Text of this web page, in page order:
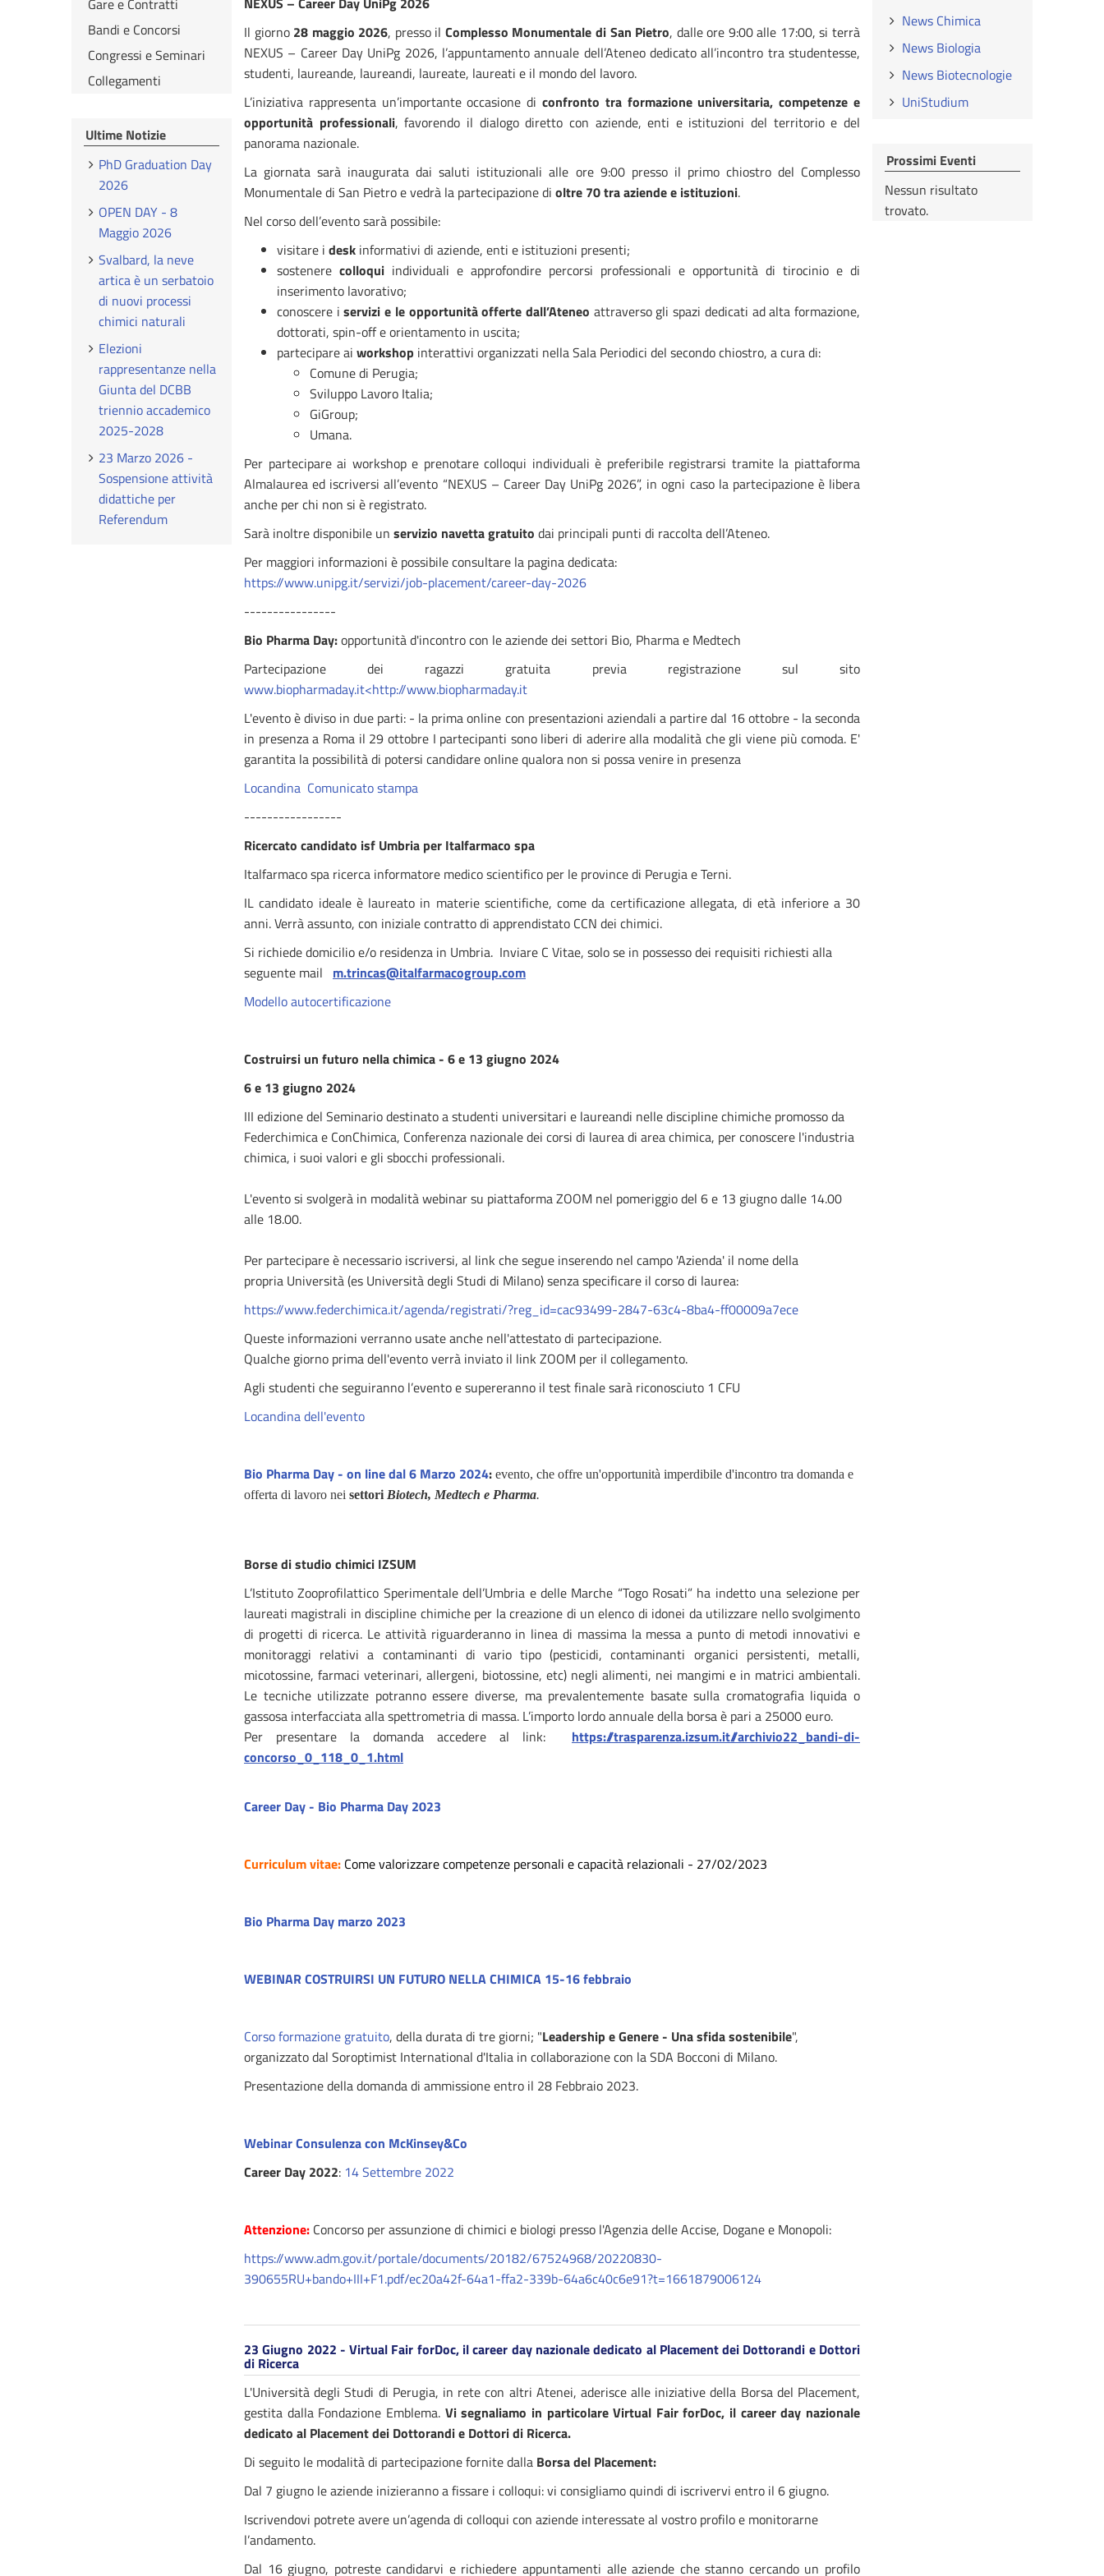
Il giorno 28 maggio 2026, presso il Complesso Monumentale di San Pietro, dalle ore 9:00 alle 17:00, si terrà
NEXUS – Career Day UniPg 2026, l’appuntamento annuale dell’Ateneo dedicato all’incontro tra studentesse,
studenti, laureande, laureandi, laureate, laureati e il mondo del lavoro.
L’iniziativa rappresenta un’importante occasione di confronto tra formazione universitaria, competenze e
opportunità professionali, favorendo il dialogo diretto con aziende, enti e istituzioni del territorio e del
panorama nazionale.
La giornata sarà inaugurata dai saluti istituzionali alle ore 9:00 presso il primo chiostro del Complesso
Monumentale di San Pietro e vedrà la partecipazione di oltre 70 tra aziende e istituzioni.
Nel corso dell’evento sarà possibile:
visitare i desk informativi di aziende, enti e istituzioni presenti;
sostenere colloqui individuali e approfondire percorsi professionali e opportunità di tirocinio e di
inserimento lavorativo;
conoscere iservizi e le opportunità offerte dall’Ateneo attraverso gli spazi dedicati ad alta formazione,
dottorati, spin-off e orientamento in uscita;
partecipare ai workshop interattivi organizzati nella Sala Periodici del secondo chiostro, a cura di:
Comune di Perugia;
Sviluppo Lavoro Italia;
GiGroup;
Umana.
Per partecipare ai workshop e prenotare colloqui individuali è preferibile registrarsi tramite la piattaforma
Almalaurea ed iscriversi all’evento “NEXUS – Career Day UniPg 2026”, in ogni caso la partecipazione è libera
anche per chi non si è registrato.
Sarà inoltre disponibile un servizio navetta gratuito dai principali punti di raccolta dell’Ateneo.
Per maggiori informazioni è possibile consultare la pagina dedicata:
https://www.unipg.it/servizi/job-placement/career-day-2026
----------------
Bio Pharma Day:opportunità d'incontro con le aziende dei settori Bio, Pharma e Medtech
Partecipazione dei ragazzi gratuita previa registrazione sul sito
www.biopharmaday.it<http://www.biopharmaday.it
L'evento è diviso in due parti: - la prima online con presentazioni aziendali a partire dal 16 ottobre - la seconda
in presenza a Roma il 29 ottobre I partecipanti sono liberi di aderire alla modalità che gli viene più comoda. E'
garantita la possibilità di potersi candidare online qualora non si possa venire in presenza
Locandina Comunicato stampa
-----------------
Ricercato candidato isf Umbria per Italfarmaco spa
Italfarmaco spa ricerca informatore medico scientifico per le province di Perugia e Terni.
IL candidato ideale è laureato in materie scientifiche, come da certificazione allegata, di età inferiore a 30
anni. Verrà assunto, con iniziale contratto di apprendistato CCN dei chimici.
Si richiede domicilio e/o residenza in Umbria. Inviare C Vitae, solo se in possesso dei requisiti richiesti alla
seguente mail m.trincas@italfarmacogroup.com
Modello autocertificazione
Costruirsi un futuro nella chimica - 6 e 13 giugno 2024
6 e 13 giugno 2024
III edizione del Seminario destinato a studenti universitari e laureandi nelle discipline chimiche promosso da
Federchimica e ConChimica, Conferenza nazionale dei corsi di laurea di area chimica, per conoscere l'industria
chimica, i suoi valori e gli sbocchi professionali.
L'evento si svolgerà in modalità webinar su piattaforma ZOOM nel pomeriggio del 6 e 13 giugno dalle 14.00
alle 18.00.
Per partecipare è necessario iscriversi, al link che segue inserendo nel campo 'Azienda' il nome della
propria Università (es Università degli Studi di Milano) senza specificare il corso di laurea:
https://www.federchimica.it/agenda/registrati/?reg_id=cac93499-2847-63c4-8ba4-ff00009a7ece
Queste informazioni verranno usate anche nell'attestato di partecipazione.
Qualche giorno prima dell'evento verrà inviato il link ZOOM per il collegamento.
Agli studenti che seguiranno l’evento e supereranno il test finale sarà riconosciuto 1 CFU
Locandina dell'evento
Bio Pharma Day - on line dal 6 Marzo 2024: evento, che offre un'opportunità imperdibile d'incontro tra domanda e
offerta di lavoro nei settori Biotech, Medtech e Pharma.
Borse di studio chimici IZSUM
L’Istituto Zooprofilattico Sperimentale dell’Umbria e delle Marche “Togo Rosati” ha indetto una selezione per
laureati magistrali in discipline chimiche per la creazione di un elenco di idonei da utilizzare nello svolgimento
di progetti di ricerca. Le attività riguarderanno in linea di massima la messa a punto di metodi innovativi e
monitoraggi relativi a contaminanti di vario tipo (pesticidi, contaminanti organici persistenti, metalli,
micotossine, farmaci veterinari, allergeni, biotossine, etc) negli alimenti, nei mangimi e in matrici ambientali.
Le tecniche utilizzate potranno essere diverse, ma prevalentemente basate sulla cromatografia liquida o
gassosa interfacciata alla spettrometria di massa. L’importo lordo annuale della borsa è pari a 25000 euro.
Per presentare la domanda accedere al link: https://trasparenza.izsum.it//archivio22_bandi-di-
concorso_0_118_0_1.html
Career Day - Bio Pharma Day 2023
Curriculum vitae: Come valorizzare competenze personali e capacità relazionali - 27/02/2023
Bio Pharma Day marzo 2023
WEBINAR COSTRUIRSI UN FUTURO NELLA CHIMICA 15-16 febbraio
Corso formazione gratuito, della durata di tre giorni; "Leadership e Genere - Una sfida sostenibile",
organizzato dal Soroptimist International d'Italia in collaborazione con la SDA Bocconi di Milano.
Presentazione della domanda di ammissione entro il 28 Febbraio 2023.
Webinar Consulenza con McKinsey&Co
Career Day 2022: 14 Settembre 2022
Attenzione: Concorso per assunzione di chimici e biologi presso l'Agenzia delle Accise, Dogane e Monopoli:
https://www.adm.gov.it/portale/documents/20182/67524968/20220830-
390655RU+bando+III+F1.pdf/ec20a42f-64a1-ffa2-339b-64a6c40c6e91?t=1661879006124
23 Giugno 2022 - Virtual Fair forDoc,il career day nazionale dedicato al Placement dei Dottorandi e Dottori
di Ricerca
L'Università degli Studi di Perugia, in rete con altri Atenei, aderisce alle iniziative della Borsa del Placement,
gestita dalla Fondazione Emblema. Vi segnaliamo in particolare Virtual FairforDoc, il career day nazionale
dedicato al Placement dei Dottorandi e Dottori di Ricerca.
Di seguito le modalità di partecipazione fornite dalla Borsa del Placement:
Dal 7 giugno le aziende inizieranno a fissare i colloqui: vi consigliamo quindi di iscrivervi entro il 6 giugno.
Iscrivendovi potrete avere un’agenda di colloqui con aziende interessate al vostro profilo e monitorarne
l’andamento.
Dal 16 giugno, potreste candidarvi e richiedere appuntamenti alle aziende che stanno cercando un profilo
Gare e Contratti
Bandi e Concorsi
Congressi e Seminari
Collegamenti
Ultime Notizie
PhD Graduation Day
2026
OPEN DAY - 8
Maggio 2026
Svalbard, la neve
artica è un serbatoio
di nuovi processi
chimici naturali
Elezioni
rappresentanze nella
Giunta del DCBB
triennio accademico
2025-2028
23 Marzo 2026 -
Sospensione attività
didattiche per
Referendum
News Chimica
News Biologia
News Biotecnologie
UniStudium
Prossimi Eventi
Nessun risultato
trovato.